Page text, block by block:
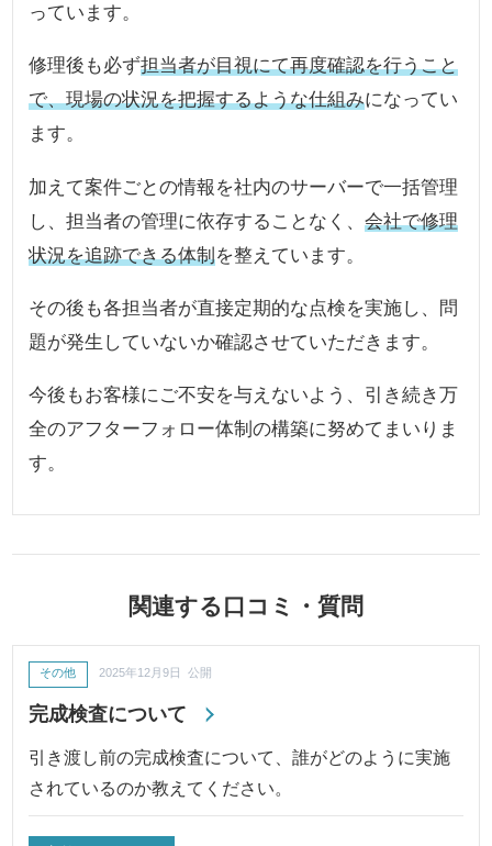
っています。
修理後も必ず担当者が目視にて再度確認を行うこと
で、現場の状況を把握するような仕組みになってい
ます。
加えて案件ごとの情報を社内のサーバーで一括管理
し、担当者の管理に依存することなく、会社で修理
状況を追跡できる体制を整えています。
その後も各担当者が直接定期的な点検を実施し、問
題が発生していないか確認させていただきます。
今後もお客様にご不安を与えないよう、引き続き万
全のアフターフォロー体制の構築に努めてまいりま
す。
関連する口コミ・質問
完成検査について
その他 2025年12月9日 公開
引き渡し前の完成検査について、誰がどのように実施
されているのか教えてください。